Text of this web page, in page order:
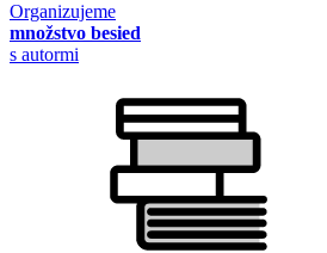
Organizujeme
množstvo besied
s autormi